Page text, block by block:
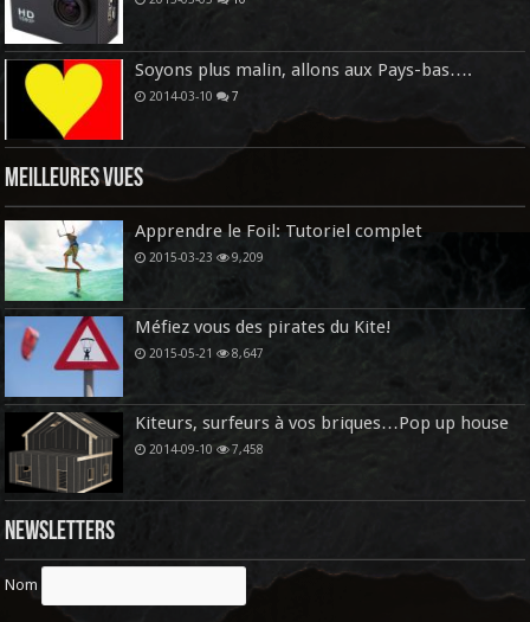
Soyons plus malin, allons aux Pays-bas….
2014-03-10 7
Meilleures vues
Apprendre le Foil: Tutoriel complet
2015-03-23 9,209
Méfiez vous des pirates du Kite!
2015-05-21 8,647
Kiteurs, surfeurs à vos briques…Pop up house
2014-09-10 7,458
Newsletters
Nom